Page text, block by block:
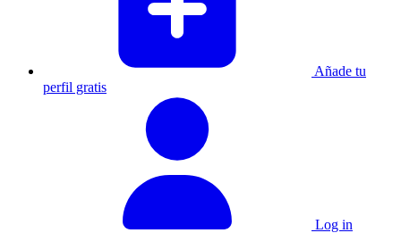
Añade tu
perfil gratis
Log in